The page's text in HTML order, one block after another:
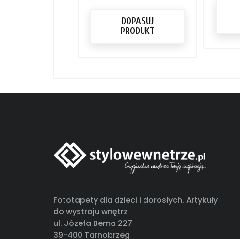
DOPASUJ
PRODUKT
Fototapety dla dzieci i dorosłych. Artykuły
do wystroju wnętrz
ul. Józefa Bema 227
39-400 Tarnobrzeg